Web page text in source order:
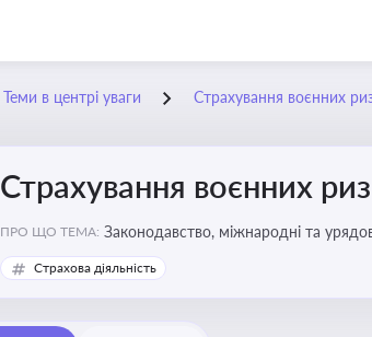
Теми в центрі уваги Страхування воєнних
Страхування воєнних
ПРО ЩО ТЕМА: Законодавство, міжнародні та
Страхова діяльність